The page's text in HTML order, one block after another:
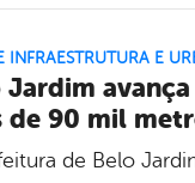
INFRAESTRUTURA E
Jardim
de 90 mil
de Belo